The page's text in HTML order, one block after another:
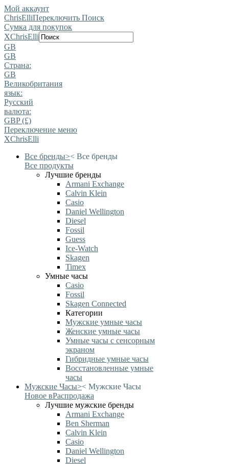
Мой аккаунт
ChrisElliПереключить Поиск
Сумка для покупок
XChrisElli
GB
GB
Страна:
GB
Великобритания
язык:
Pусский
валюта:
GBP (£)
Переключение меню
XChrisElli
Все бренды>< Все бренды
Все продукты
Лучшие бренды
Armani Exchange
Calvin Klein
Casio
Daniel Wellington
Diesel
Fossil
Guess
Ice-Watch
Skagen
Timex
Умные часы
Casio
Fossil
Skagen Connected
Категории
Мужские умные часы
Женские умные часы
Умные часы с сенсорным
экраном
Гибридные умные часы
Восстановленные умные
часы
Мужские Часы>< Мужские Часы
Новое вРаспродажа
Лучшие мужские бренды
Armani Exchange
Ben Sherman
Calvin Klein
Casio
Daniel Wellington
Diesel